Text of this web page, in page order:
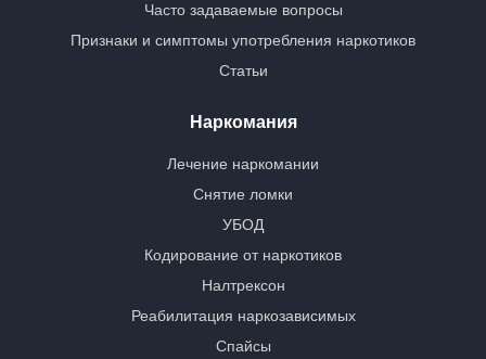
Часто задаваемые вопросы
Признаки и симптомы употребления наркотиков
Статьи
Наркомания
Лечение наркомании
Снятие ломки
УБОД
Кодирование от наркотиков
Налтрексон
Реабилитация наркозависимых
Спайсы